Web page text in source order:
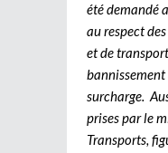
été demandé
au respect
et de
surcharge.
prises par le
Transports,